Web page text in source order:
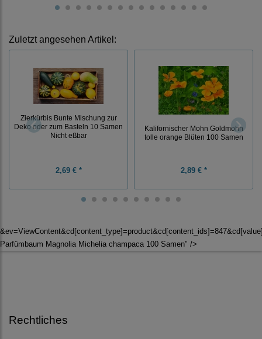
Zuletzt angesehen Artikel:
Zierkürbis Bunte Mischung zur
Deko oder zum Basteln 10 Samen
Nicht eßbar
2,69 € *
Kalifornischer Mohn Goldmohn
tolle orange Blüten 100 Samen
2,89 € *
Parfümbaum Magnolia Michelia champaca 100 Samen" />
Rechtliches